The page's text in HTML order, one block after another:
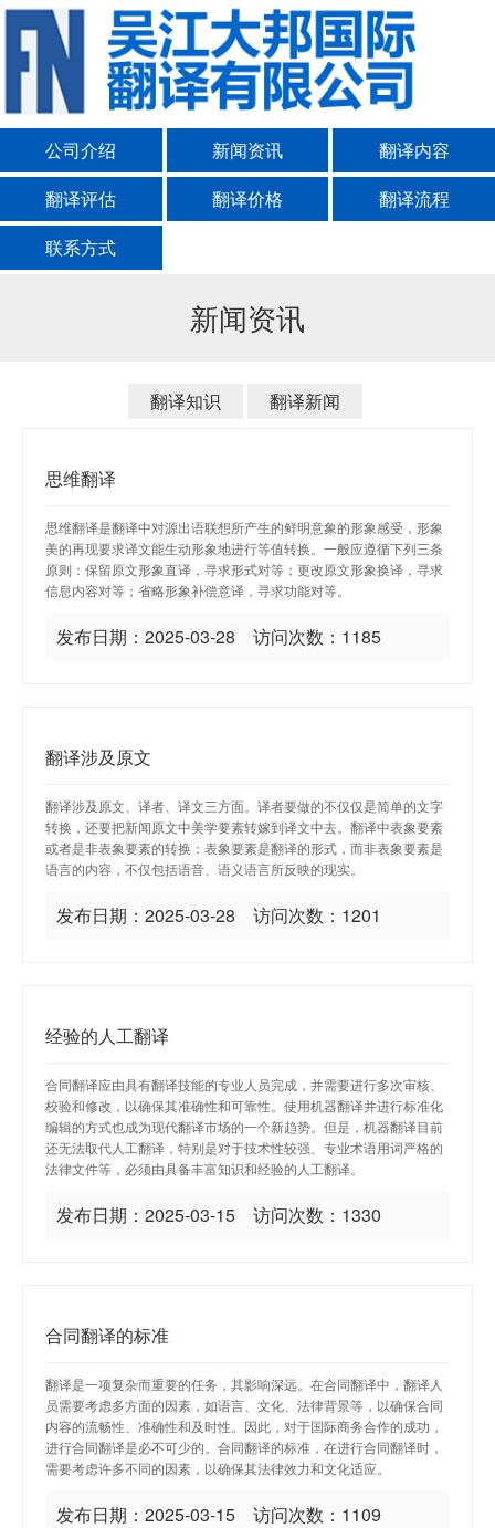
公司介绍 新闻资讯
翻译内容
翻译评估
翻译价格
翻译流程
联系方式
新闻资讯
翻译知识 翻译新闻
思维翻译
思维翻译是翻译中对源出语联想所产生的鲜明意象的形象感受，形象
美的再现要求译文能生动形象地进行等值转换。一般应遵循下列三条
原则：保留原文形象直译，寻求形式对等；更改原文形象换译，寻求
信息内容对等；省略形象补偿意译，寻求功能对等。
发布日期：2025-03-28 访问次数：1185
翻译涉及原文
翻译涉及原文、译者、译文三方面。译者要做的不仅仅是简单的文字
转换，还要把新闻原文中美学要素转嫁到译文中去。翻译中表象要素
或者是非表象要素的转换：表象要素是翻译的形式，而非表象要素是
语言的内容，不仅包括语音、语义语言所反映的现实。
发布日期：2025-03-28 访问次数：1201
经验的人工翻译
合同翻译应由具有翻译技能的专业人员完成，并需要进行多次审核、
校验和修改，以确保其准确性和可靠性。使用机器翻译并进行标准化
编辑的方式也成为现代翻译市场的一个新趋势。但是，机器翻译目前
还无法取代人工翻译，特别是对于技术性较强、专业术语用词严格的
法律文件等，必须由具备丰富知识和经验的人工翻译。
发布日期：2025-03-15 访问次数：1330
合同翻译的标准
翻译是一项复杂而重要的任务，其影响深远。在合同翻译中，翻译人
员需要考虑多方面的因素，如语言、文化、法律背景等，以确保合同
内容的流畅性、准确性和及时性。因此，对于国际商务合作的成功，
进行合同翻译是必不可少的。合同翻译的标准，在进行合同翻译时，
需要考虑许多不同的因素，以确保其法律效力和文化适应。
发布日期：2025-03-15 访问次数：1109